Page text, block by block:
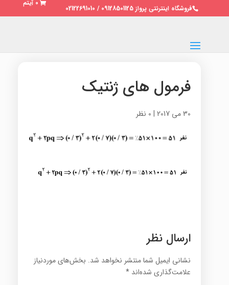
فروشگاه اینترنتی پرواز 09128501125 / 02122691010
0 آیتم
فرمول های ژنتیک
30 می 2017 | 0 نظر
ارسال نظر
نشانی ایمیل شما منتشر نخواهد شد. بخش‌های موردنیاز
علامت‌گذاری شده‌اند *